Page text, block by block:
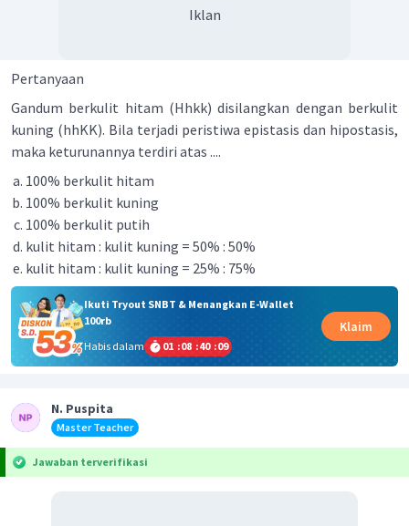
Iklan
Pertanyaan
Gandum berkulit hitam (Hhkk) disilangkan dengan berkulit
kuning (hhKK). Bila terjadi peristiwa epistasis dan hipostasis,
maka keturunannya terdiri atas ....
100% berkulit hitam
100% berkulit kuning
100% berkulit putih
kulit hitam : kulit kuning = 50% : 50%
kulit hitam : kulit kuning = 25% : 75%
Ikuti Tryout SNBT & Menangkan E-Wallet
100rb
Habis dalam
01 :08 :40 :09
Klaim
N. Puspita
Master Teacher
Jawaban terverifikasi